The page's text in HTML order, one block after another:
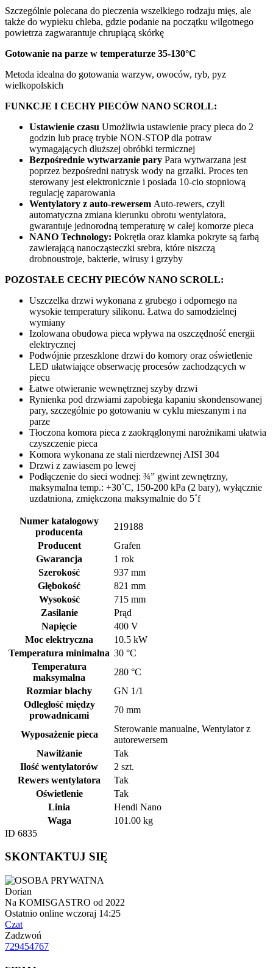
Szczególnie polecana do pieczenia wszelkiego rodzaju mięs, ale
także do wypieku chleba, gdzie podanie na początku wilgotnego
powietrza zagwarantuje chrupiącą skórkę
Gotowanie na parze w temperaturze 35-130°C
Metoda idealna do gotowania warzyw, owoców, ryb, pyz
wielkopolskich
FUNKCJE I CECHY PIECÓW NANO SCROLL:
Ustawienie czasu Umożliwia ustawienie pracy pieca do 2
godzin lub pracę trybie NON-STOP dla potraw
wymagających dłuższej obróbki termicznej
Bezpośrednie wytwarzanie pary Para wytwarzana jest
poprzez bezpośredni natrysk wody na grzałki. Proces ten
sterowany jest elektronicznie i posiada 10-cio stopniową
regulację zaparowania
Wentylatory z auto-rewersem Auto-rewers, czyli
automatyczna zmiana kierunku obrotu wentylatora,
gwarantuje jednorodną temperaturę w całej komorze pieca
NANO Technology: Pokrętła oraz klamka pokryte są farbą
zawierającą nanocząsteczki srebra, które niszczą
drobnoustroje, bakterie, wirusy i grzyby
POZOSTAŁE CECHY PIECÓW NANO SCROLL:
Uszczelka drzwi wykonana z grubego i odpornego na
wysokie temperatury silikonu. Łatwa do samodzielnej
wymiany
Izolowana obudowa pieca wpływa na oszczędność energii
elektrycznej
Podwójnie przeszklone drzwi do komory oraz oświetlenie
LED ułatwiające obserwację procesów zachodzących w
piecu
Łatwe otwieranie wewnętrznej szyby drzwi
Rynienka pod drzwiami zapobiega kapaniu skondensowanej
pary, szczególnie po gotowaniu w cyklu mieszanym i na
parze
Tłoczona komora pieca z zaokrąglonymi narożnikami ułatwia
czyszczenie pieca
Komora wykonana ze stali nierdzewnej AISI 304
Drzwi z zawiasem po lewej
Podłączenie do sieci wodnej: ¾” gwint zewnętrzny,
maksymalna temp.: +30˚C, 150-200 kPa (2 bary), wyłącznie
uzdatniona, zmiękczona maksymalnie do 5˚f
Numer katalogowy
producenta
219188
Producent
Grafen
Gwarancja
1 rok
Szerokość
937 mm
Głębokość
821 mm
Wysokość
715 mm
Zasilanie
Prąd
Napięcie
400 V
Moc elektryczna
10.5 kW
Temperatura minimalna 30 °C
Temperatura
maksymalna
280 °C
Rozmiar blachy
GN 1/1
Odległość między
prowadnicami
70 mm
Wyposażenie pieca
Sterowanie manualne, Wentylator z
autorewersem
Nawilżanie
Tak
Ilość wentylatorów
2 szt.
Rewers wentylatora
Tak
Oświetlenie
Tak
Linia
Hendi Nano
Waga
101.00 kg
ID 6835
SKONTAKTUJ SIĘ
Dorian
Na KOMISGASTRO od 2022
Ostatnio online wczoraj 14:25
Czat
Zadzwoń
729454767